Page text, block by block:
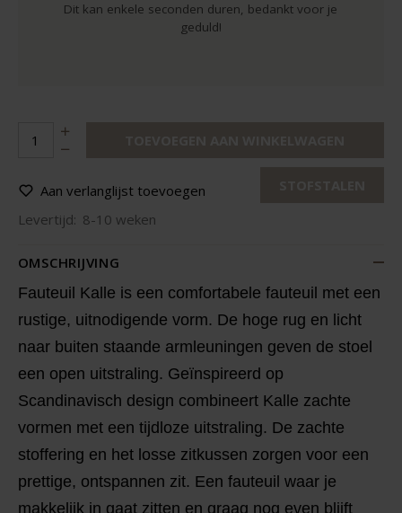
Dit kan enkele seconden duren, bedankt voor je
geduld!
Aan verlanglijst toevoegen
Levertijd: 8-10 weken
OMSCHRIJVING
Fauteuil Kalle is een comfortabele fauteuil met een
rustige, uitnodigende vorm. De hoge rug en licht
naar buiten staande armleuningen geven de stoel
een open uitstraling. Geïnspireerd op
Scandinavisch design combineert Kalle zachte
vormen met een tijdloze uitstraling. De zachte
stoffering en het losse zitkussen zorgen voor een
prettige, ontspannen zit. Een fauteuil waar je
makkelijk in gaat zitten en graag nog even blijft